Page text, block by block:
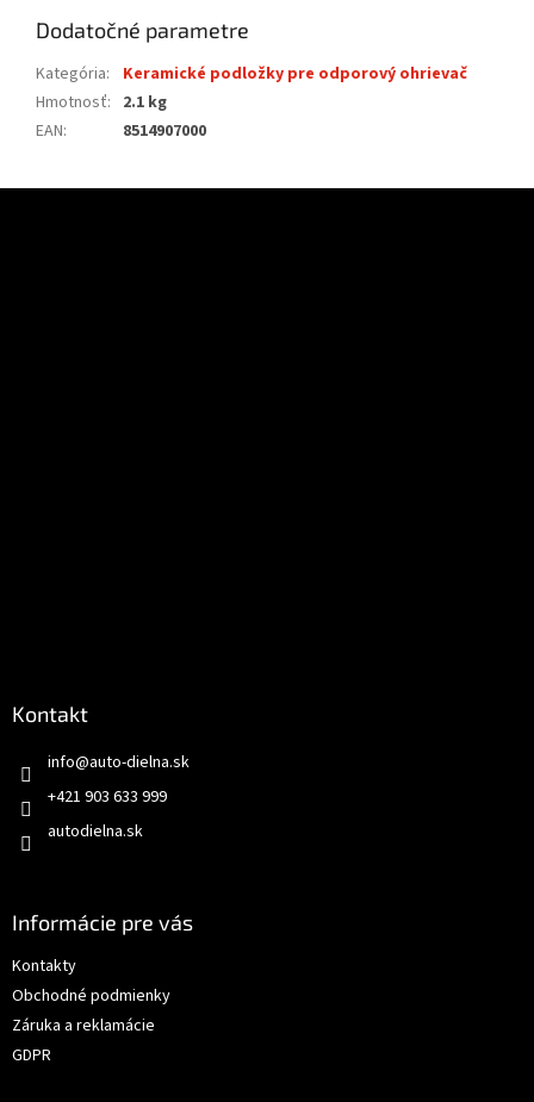
Dodatočné parametre
Kategória:
Keramické podložky pre odporový ohrievač
Hmotnosť: 2.1 kg
EAN: 8514907000
Kontakt
info@auto-dielna.sk
+421 903 633 999
autodielna.sk
Informácie pre vás
Kontakty
Obchodné podmienky
Záruka a reklamácie
GDPR